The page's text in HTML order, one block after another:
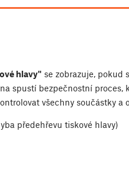
hlavy" se zobrazuje, pokud
spustí bezpečnostní proces,
všechny součástky
předehřevu tiskové hlavy)